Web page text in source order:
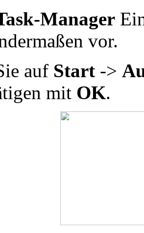
Manager
vor.
auf Start ->
mit OK.